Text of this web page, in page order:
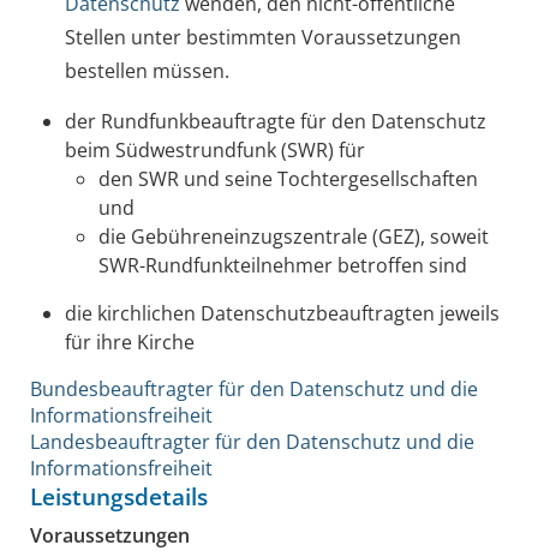
Stellen unter bestimmten Voraussetzungen
bestellen müssen.
der Rundfunkbeauftragte für den Datenschutz
beim Südwestrundfunk (SWR) für
den SWR und seine Tochtergesellschaften
und
die Gebühreneinzugszentrale (GEZ), soweit
SWR-Rundfunkteilnehmer betroffen sind
die kirchlichen Datenschutzbeauftragten jeweils
für ihre Kirche
Bundesbeauftragter für den Datenschutz und die
Informationsfreiheit
Landesbeauftragter für den Datenschutz und die
Informationsfreiheit
Leistungsdetails
Voraussetzungen